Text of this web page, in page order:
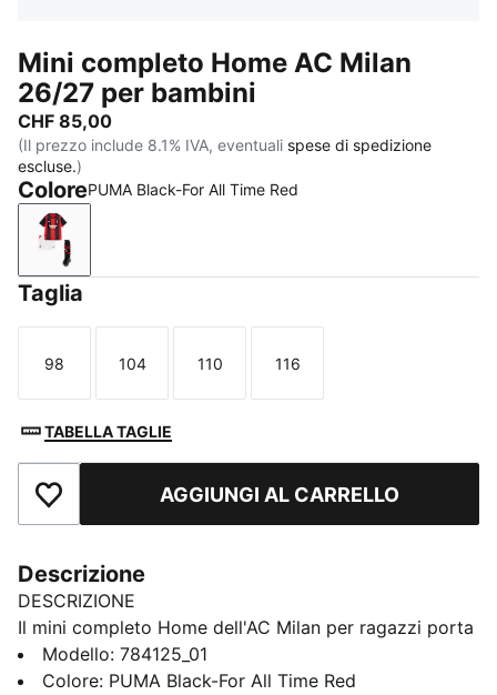
Mini completo Home AC Milan
26/27 per bambini
CHF 85,00
(Il prezzo include 8.1% IVA, eventuali spese di spedizione
escluse.)
ColorePUMA Black-For All Time Red
PUMA Black-For All Time Red
Taglia
Taglia
98
Taglia
104
Taglia
110
Taglia
116
TABELLA TAGLIE
Aggiungi ai PreferitiAGGIUNGI AL CARRELLO
Descrizione
DESCRIZIONE
Il mini completo Home dell'AC Milan per ragazzi porta
San Siro al tuo stadio, ispirato alla passione e alla
fedeltà di generazioni in rosso e nero. Questo kit è
Modello: 784125_01
Colore: PUMA Black-For All Time Red